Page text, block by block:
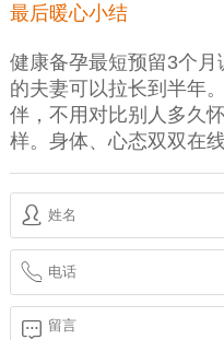
最后暖心小结
健康备孕最短预留3个
的夫妻可以拉长到半年
伴，不用对比别人多久
样。身体、心态双双在